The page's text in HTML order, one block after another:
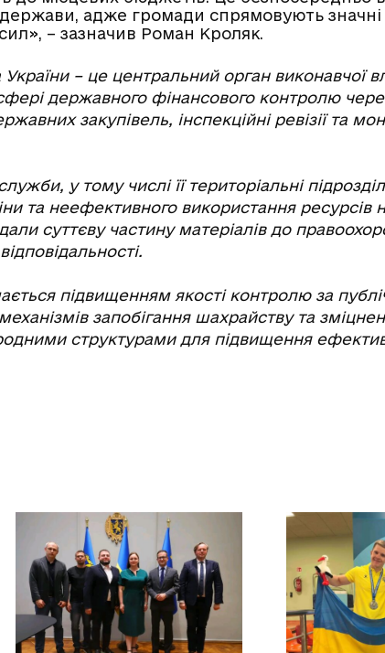
держави, адже громади спрямовують
– зазначив Роман Кроляк.
– це центральний орган виконавчої
державного фінансового контролю
закупівель, інспекційні ревізії та
у тому числі її територіальні
та неефективного використання ресурсів
суттєву частину матеріалів до
підвищенням якості контролю за
запобігання шахрайству та
структурами для підвищення